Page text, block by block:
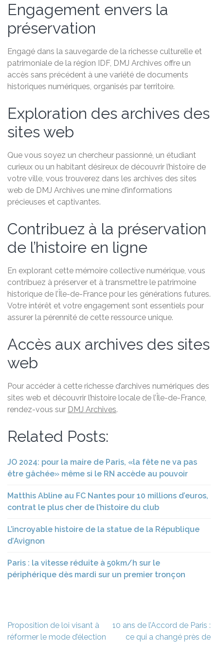
Engagement envers la
préservation
Engagé dans la sauvegarde de la richesse culturelle et
patrimoniale de la région IDF, DMJ Archives offre un
accès sans précédent à une variété de documents
historiques numériques, organisés par territoire.
Exploration des archives des
sites web
Que vous soyez un chercheur passionné, un étudiant
curieux ou un habitant désireux de découvrir l’histoire de
votre ville, vous trouverez dans les archives des sites
web de DMJ Archives une mine d’informations
précieuses et captivantes.
Contribuez à la préservation
de l’histoire en ligne
En explorant cette mémoire collective numérique, vous
contribuez à préserver et à transmettre le patrimoine
historique de l’Île-de-France pour les générations futures.
Votre intérêt et votre engagement sont essentiels pour
assurer la pérennité de cette ressource unique.
Accès aux archives des sites
web
Pour accéder à cette richesse d’archives numériques des
sites web et découvrir l’histoire locale de l’Île-de-France,
rendez-vous sur DMJ Archives.
Related Posts:
JO 2024: pour la maire de Paris, «la fête ne va pas
être gâchée» même si le RN accède au pouvoir
Matthis Abline au FC Nantes pour 10 millions d’euros,
contrat le plus cher de l’histoire du club
L’incroyable histoire de la statue de la République
d’Avignon
Paris : la vitesse réduite à 50km/h sur le
périphérique dès mardi sur un premier tronçon
Navigation
de
Proposition de loi visant à
réformer le mode d’élection
10 ans de l’Accord de Paris :
ce qui a changé près de